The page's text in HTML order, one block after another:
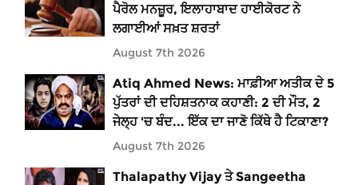
ਪੈਰੋਲ ਮਨਜ਼ੂਰ, ਇਲਾਹਾਬਾਦ ਹਾਈਕੋਰਟ ਨੇ
ਲਗਾਈਆਂ ਸਖ਼ਤ ਸ਼ਰਤਾਂ
August 7th 2026
Atiq Ahmed News: ਮਾਫ਼ੀਆ ਅਤੀਕ ਦੇ 5
ਪੁੱਤਰਾਂ ਦੀ ਦਹਿਸ਼ਤਨਾਕ ਕਹਾਣੀ: 2 ਦੀ ਮੌਤ, 2
ਜੇਲ੍ਹ 'ਚ ਬੰਦ... ਇੱਕ ਦਾ ਜਾਣੋ ਕਿੱਥੇ ਹੈ ਟਿਕਾਣਾ?
August 7th 2026
Thalapathy Vijay ਤੇ Sangeetha